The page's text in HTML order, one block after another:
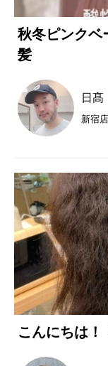
秋冬ピンクベ
髪
日
新宿店
こんにちは！